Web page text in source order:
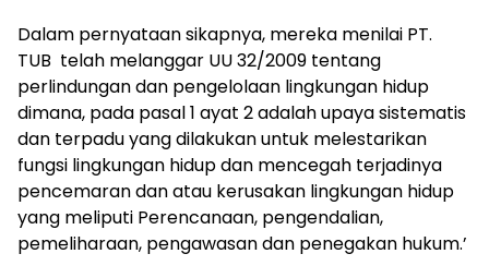
Dalam pernyataan sikapnya, mereka menilai PT.
TUB telah melanggar UU 32/2009 tentang
perlindungan dan pengelolaan lingkungan hidup
dimana, pada pasal 1 ayat 2 adalah upaya sistematis
dan terpadu yang dilakukan untuk melestarikan
fungsi lingkungan hidup dan mencegah terjadinya
pencemaran dan atau kerusakan lingkungan hidup
yang meliputi Perencanaan, pengendalian,
pemeliharaan, pengawasan dan penegakan hukum.’